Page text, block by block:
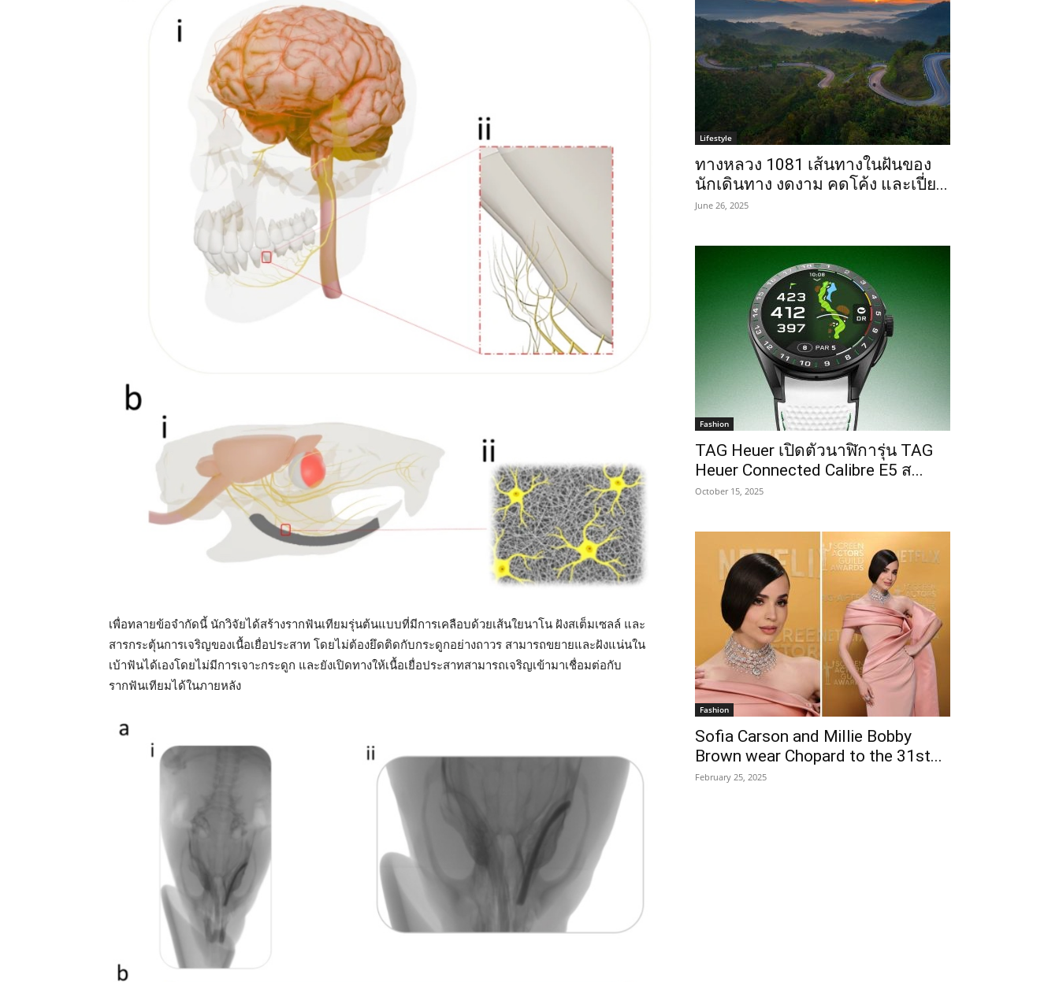
เพื่อทลายข้อจำกัดนี้ นักวิจัยได้สร้างรากฟันเทียมรุ่นต้นแบบที่มีการเคลือบด้วยเส้นใยนาโน ฝังสเต็มเซลล์ และ
สารกระตุ้นการเจริญของเนื้อเยื่อประสาท โดยไม่ต้องยึดติดกับกระดูกอย่างถาวร สามารถขยายและฝังแน่นใน
เบ้าฟันได้เองโดยไม่มีการเจาะกระดูก และยังเปิดทางให้เนื้อเยื่อประสาทสามารถเจริญเข้ามาเชื่อมต่อกับ
รากฟันเทียมได้ในภายหลัง
Lifestyle
ทางหลวง 1081 เส้นทางในฝันของ
นักเดินทาง งดงาม คดโค้ง และเปี่ย...
June 26, 2025
Fashion
TAG Heuer เปิดตัวนาฬิการุ่น TAG
Heuer Connected Calibre E5 ส...
October 15, 2025
Fashion
Sofia Carson and Millie Bobby
Brown wear Chopard to the 31st...
February 25, 2025